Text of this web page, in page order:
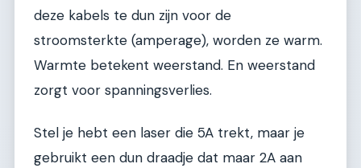
deze kabels te dun zijn voor de
stroomsterkte (amperage), worden ze warm.
Warmte betekent weerstand. En weerstand
zorgt voor spanningsverlies.
Stel je hebt een laser die 5A trekt, maar je
gebruikt een dun draadje dat maar 2A aan